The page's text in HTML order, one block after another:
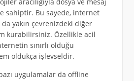
sahiptir. Bu sayede, internet
da yakın çevrenizdeki diğer
kurabilirsiniz. Özellikle acil
sınırlı olduğu
oldukça işlevseldir.
uygulamalar da offline